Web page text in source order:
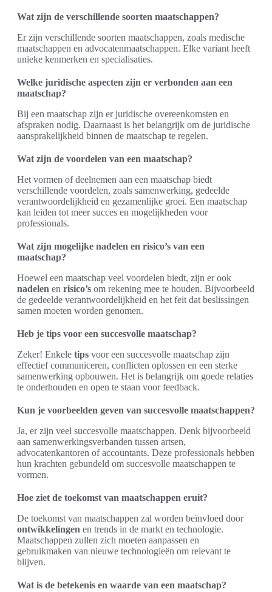
Wat zijn de verschillende soorten maatschappen?
Er zijn verschillende soorten maatschappen, zoals medische
maatschappen en advocatenmaatschappen. Elke variant heeft
unieke kenmerken en specialisaties.
Welke juridische aspecten zijn er verbonden aan een
maatschap?
Bij een maatschap zijn er juridische overeenkomsten en
afspraken nodig. Daarnaast is het belangrijk om de juridische
aansprakelijkheid binnen de maatschap te regelen.
Wat zijn de voordelen van een maatschap?
Het vormen of deelnemen aan een maatschap biedt
verschillende voordelen, zoals samenwerking, gedeelde
verantwoordelijkheid en gezamenlijke groei. Een maatschap
kan leiden tot meer succes en mogelijkheden voor
professionals.
Wat zijn mogelijke nadelen en risico’s van een
maatschap?
Hoewel een maatschap veel voordelen biedt, zijn er ook
nadelen en risico’s om rekening mee te houden. Bijvoorbeeld
de gedeelde verantwoordelijkheid en het feit dat beslissingen
samen moeten worden genomen.
Heb je tips voor een succesvolle maatschap?
Zeker! Enkele tips voor een succesvolle maatschap zijn
effectief communiceren, conflicten oplossen en een sterke
samenwerking opbouwen. Het is belangrijk om goede relaties
te onderhouden en open te staan voor feedback.
Kun je voorbeelden geven van succesvolle maatschappen?
Ja, er zijn veel succesvolle maatschappen. Denk bijvoorbeeld
aan samenwerkingsverbanden tussen artsen,
advocatenkantoren of accountants. Deze professionals hebben
hun krachten gebundeld om succesvolle maatschappen te
vormen.
Hoe ziet de toekomst van maatschappen eruit?
De toekomst van maatschappen zal worden beïnvloed door
ontwikkelingen en trends in de markt en technologie.
Maatschappen zullen zich moeten aanpassen en
gebruikmaken van nieuwe technologieën om relevant te
blijven.
Wat is de betekenis en waarde van een maatschap?